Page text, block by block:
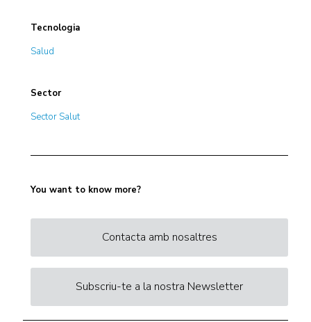
Tecnologia
Salud
Sector
Sector Salut
You want to know more?
Contacta amb nosaltres
Subscriu-te a la nostra Newsletter